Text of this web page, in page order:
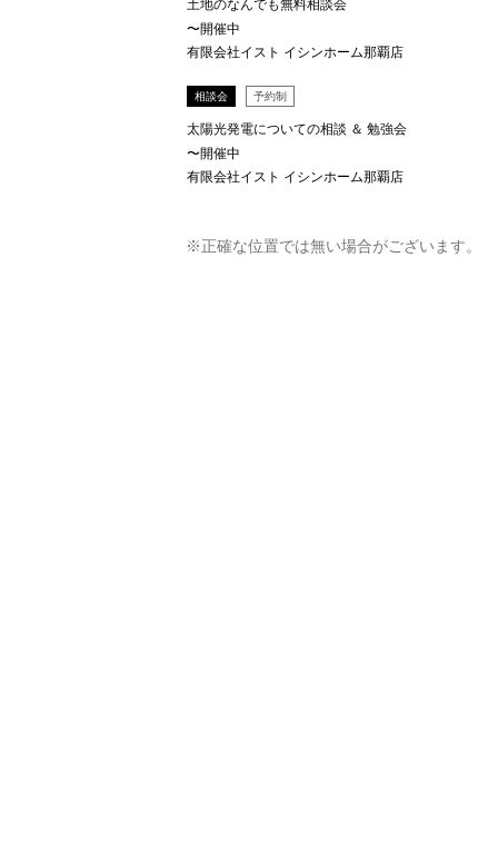
土地のなんでも無料相談会
〜開催中
有限会社イスト イシンホーム那覇店
相談会 予約制
太陽光発電についての相談 ＆ 勉強会
〜開催中
有限会社イスト イシンホーム那覇店
※正確な位置では無い場合がございます。